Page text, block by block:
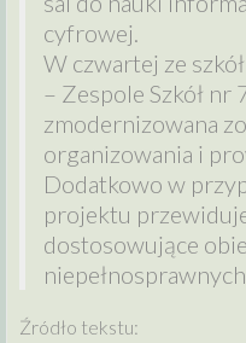
cyfrowej.
W czwartej ze
– Zespole Szkół nr
zmodernizowana
organizowania i
Dodatkowo w
projektu
dostosowujące
Źródło tekstu: